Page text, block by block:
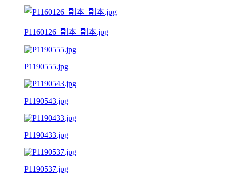
P1160126_副本_副本.jpg
P1190555.jpg
P1190543.jpg
P1190433.jpg
P1190537.jpg